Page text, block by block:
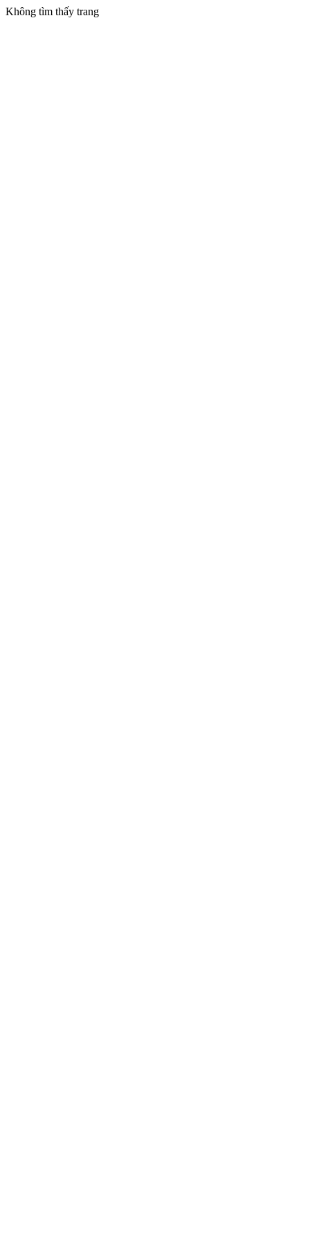
Không tìm thấy trang